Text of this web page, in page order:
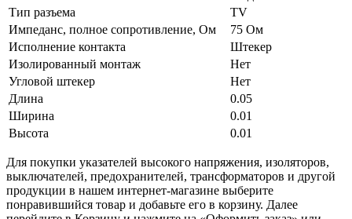
Тип разъема
TV
Импеданс, полное сопротивление, Ом
75 Ом
Исполнение контакта
Штекер
Изолированный монтаж
Нет
Угловой штекер
Нет
Длина
0.05
Ширина
0.01
Высота
0.01
Для покупки указателей высокого напряжения, изоляторов,
выключателей, предохранителей, трансформаторов и другой
продукции в нашем интернет-магазине выберите
понравившийся товар и добавьте его в корзину. Далее